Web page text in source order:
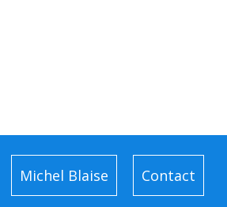
Michel Blaise Contact